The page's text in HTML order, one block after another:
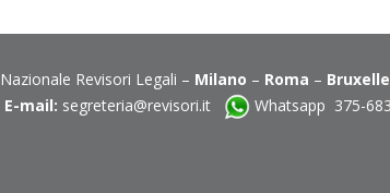
Revisori Legali – Milano – Roma –
E-mail: segreteria@revisori.it Whatsapp 375-